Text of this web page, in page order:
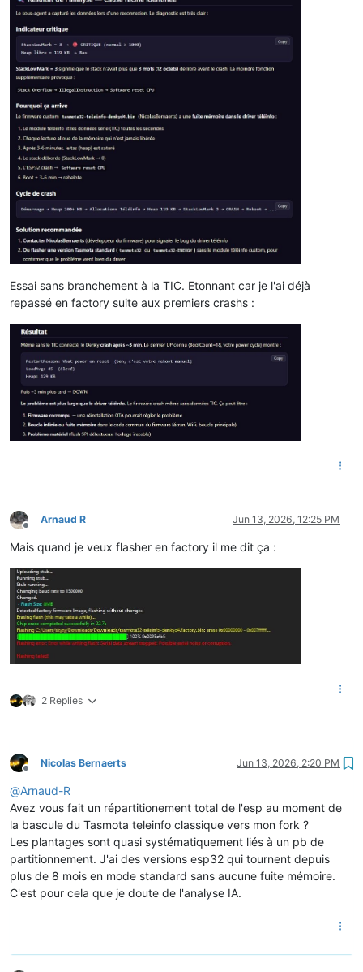
Essai sans branchement à la TIC. Etonnant car je l'ai déjà
repassé en factory suite aux premiers crashs :
Offline
Arnaud R Jun 13, 2026, 12:25 PM
Mais quand je veux flasher en factory il me dit ça :
2 Replies
Offline
Nicolas Bernaerts Jun 13, 2026, 2:20 PM
@Arnaud-R
Avez vous fait un répartitionement total de l'esp au moment de
la bascule du Tasmota teleinfo classique vers mon fork ?
Les plantages sont quasi systématiquement liés à un pb de
partitionnement. J'ai des versions esp32 qui tournent depuis
plus de 8 mois en mode standard sans aucune fuite mémoire.
C'est pour cela que je doute de l'analyse IA.